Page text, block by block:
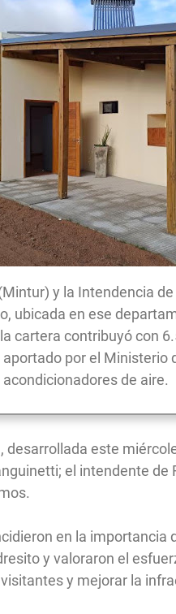
y la Intendencia
ubicada en ese
cartera contribuyó con
por el Ministerio
de aire.
este
el intendente de
en la importancia
y valoraron el
y mejorar la